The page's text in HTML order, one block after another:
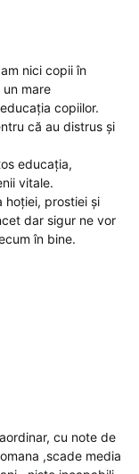
nici copii în
un mare
copiilor.
că au distrus și
educația,
vitale.
hoției, prostiei și
dar sigur ne vor
în bine.
cu note de
,scade media